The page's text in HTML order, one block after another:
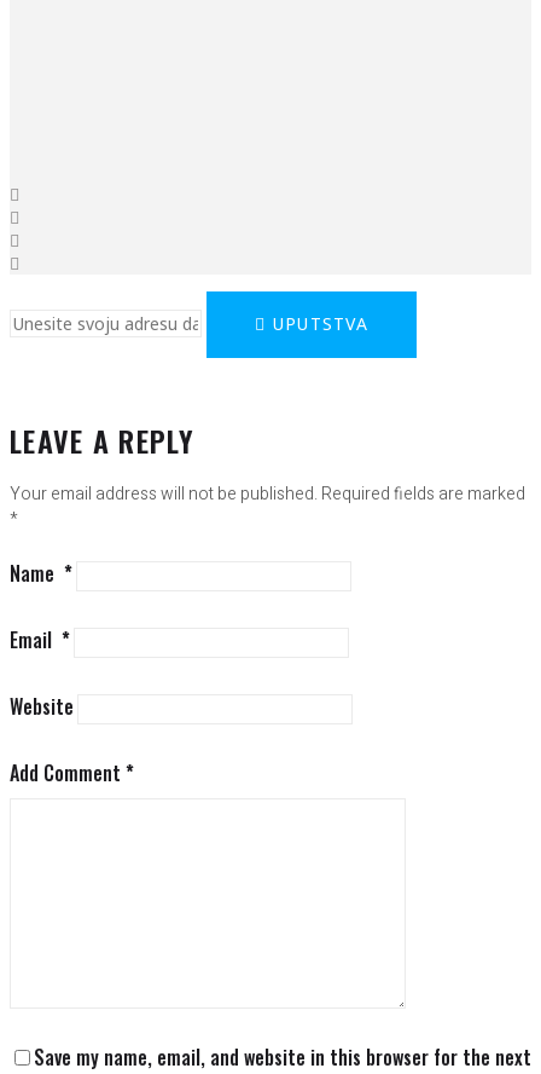
UPUTSTVA
LEAVE A REPLY
Your email address will not be published. Required fields are marked
*
Name *
Email *
Website
Add Comment *
Save my name, email, and website in this browser for the next